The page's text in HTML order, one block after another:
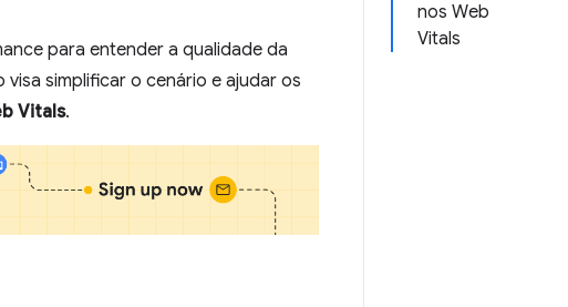
nos Web
Vitals
para entender a qualidade da
simplificar o cenário e ajudar os
Vitals.